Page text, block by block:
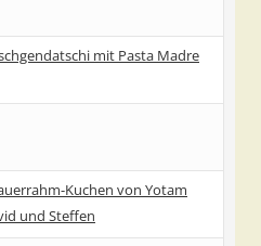
mit Pasta Madre
Kuchen von Yotam
und Steffen